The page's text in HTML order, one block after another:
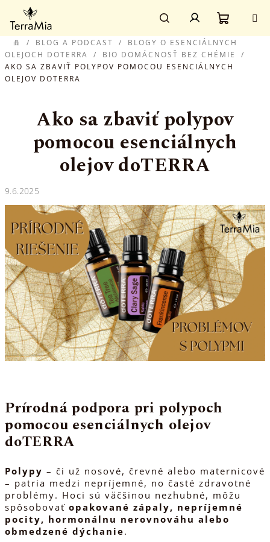
obsah
Hľadať
Prihlásenie
košík
DOMOV
/ BLOG A PODCAST /
BLOGY O ESENCIÁLNYCH
OLEJOCH DOTERRA
/ BIO DOMÁCNOSŤ BEZ CHÉMIE
/
AKO SA ZBAVIŤ POLYPOV POMOCOU ESENCIÁLNYCH
OLEJOV DOTERRA
Ako sa zbaviť polypov
pomocou esenciálnych
olejov doTERRA
9.6.2025
Prírodná podpora pri polypoch
pomocou esenciálnych olejov
doTERRA
Polypy – či už nosové, črevné alebo maternicové
– patria medzi nepríjemné, no časté zdravotné
problémy. Hoci sú väčšinou nezhubné, môžu
spôsobovať opakované zápaly, nepríjemné
pocity, hormonálnu nerovnováhu alebo
obmedzené dýchanie.